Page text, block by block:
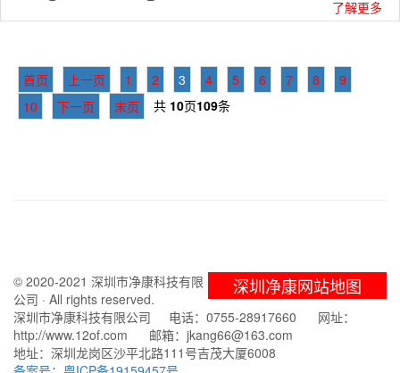
了解更多
首页 上一页 1 2 3 4 5 6 7 8
9
10
下一页 末页 共 10页109条
深圳净康网站地图
© 2020-2021 深圳市净康科技有限
公司 · All rights reserved.
深圳市净康科技有限公司 电话：0755-28917660 网址：
http://www.12of.com 邮箱：jkang66@163.com
地址：深圳龙岗区沙平北路111号吉茂大厦6008